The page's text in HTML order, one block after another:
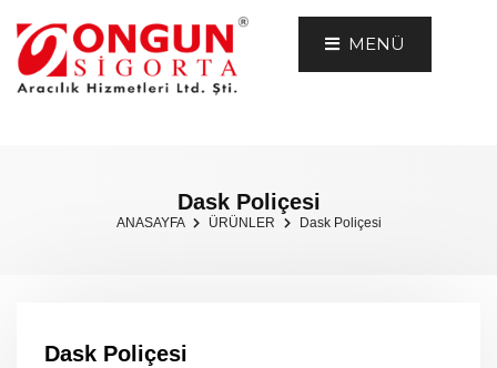
MENÜ
Dask Poliçesi
ANASAYFA ÜRÜNLER Dask Poliçesi
Dask Poliçesi